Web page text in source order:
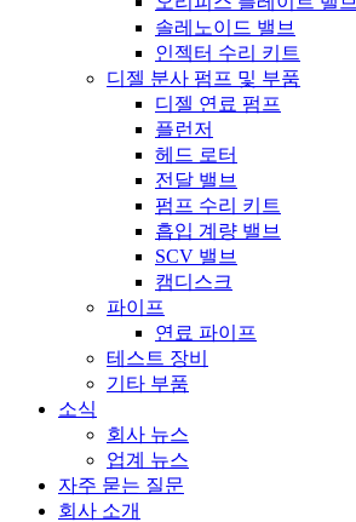
솔레노이드 밸브
인젝터 수리 키트
디젤 분사 펌프 및 부품
디젤 연료 펌프
플런저
헤드 로터
전달 밸브
펌프 수리 키트
흡입 계량 밸브
SCV 밸브
캠디스크
파이프
연료 파이프
테스트 장비
기타 부품
소식
회사 뉴스
업계 뉴스
자주 묻는 질문
회사 소개